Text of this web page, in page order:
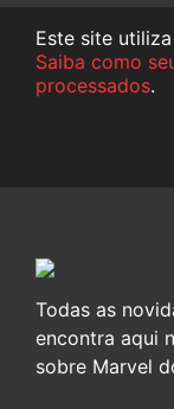
Este site
Saiba como
processados.
Todas as
encontra aqui
sobre Marvel